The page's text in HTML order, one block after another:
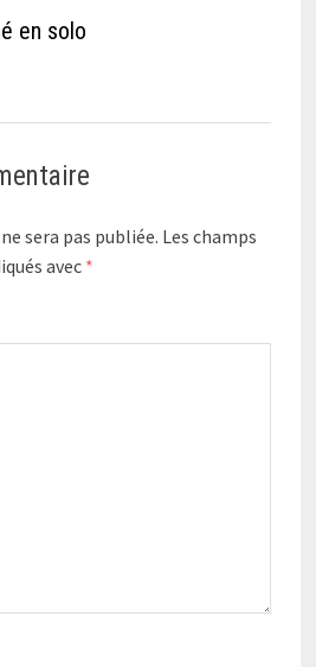
en solo
sera pas publiée. Les champs
avec *